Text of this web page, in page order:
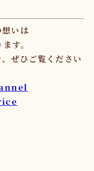
いは
す。
ぜひご覧ください